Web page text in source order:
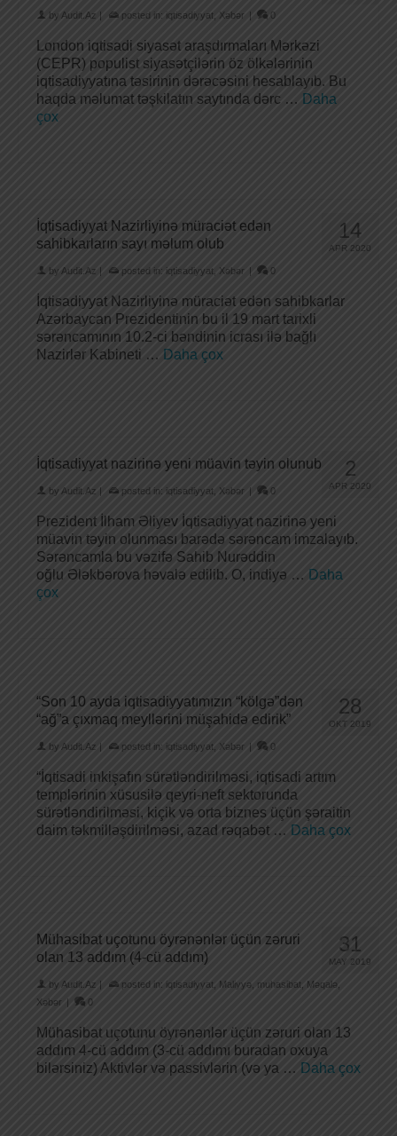
by Audit.Az | posted in: iqtisadiyyat Xəbər | 0
London iqtisadi siyasət araşdırmaları Mərkəzi
(CEPR) populist siyasətçilərin öz ölkələrinin
iqtisadiyyatına təsirinin dərəcəsini hesablayıb. Bu
haqda məlumat təşkilatın saytında dərc … Daha
çox
14
APR 2020
İqtisadiyyat Nazirliyinə müraciət edən
sahibkarların sayı məlum olub
by Audit.Az | posted in: iqtisadiyyat Xəbər | 0
İqtisadiyyat Nazirliyinə müraciət edən sahibkarlar
Azərbaycan Prezidentinin bu il 19 mart tarixli
sərəncamının 10.2-ci bəndinin icrası ilə bağlı
Nazirlər Kabineti … Daha çox
2
APR 2020
İqtisadiyyat nazirinə yeni müavin təyin olunub
by Audit.Az | posted in: iqtisadiyyat Xəbər | 0
Prezident İlham Əliyev İqtisadiyyat nazirinə yeni
müavin təyin olunması barədə sərəncam imzalayıb.
Sərəncamla bu vəzifə Sahib Nurəddin
oğlu Ələkbərova həvalə edilib. O, indiyə … Daha
çox
28
OKT 2019
“Son 10 ayda iqtisadiyyatımızın “kölgə”dən
“ağ”a çıxmaq meyllərini müşahidə edirik”
by Audit.Az | posted in: iqtisadiyyat Xəbər | 0
“İqtisadi inkişafın sürətləndirilməsi, iqtisadi artım
templərinin xüsusilə qeyri-neft sektorunda
sürətləndirilməsi, kiçik və orta biznes üçün şəraitin
daim təkmilləşdirilməsi, azad rəqabət … Daha çox
31
MAY 2019
Mühasibat uçotunu öyrənənlər üçün zəruri
olan 13 addım (4-cü addım)
by Audit.Az | posted in: iqtisadiyyat Maliyyə muhasibat Məqalə
Xəbər | 0
Mühasibat uçotunu öyrənənlər üçün zəruri olan 13
addım 4-cü addım (3-cü addımı buradan oxuya
bilərsiniz) Aktivlər və passivlərin (və ya … Daha çox